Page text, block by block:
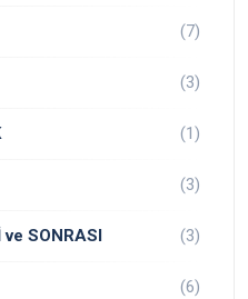
(7)
(3)
(1)
(3)
SONRASI (3)
(6)